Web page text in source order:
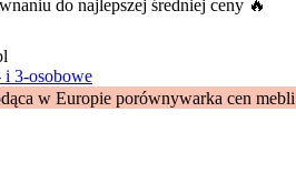
do najlepszej średniej ceny 🔥
i 3-osobowe
w Europie porównywarka cen